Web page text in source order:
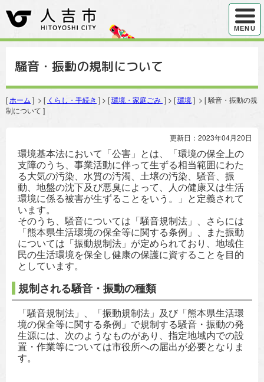
ハンバ
MENU
騒音・振動の規制について
[ ホーム ] > [ くらし・手続き ] > [環境・家庭ごみ ] > [環境 ] > [ 騒音・振動の規
制について ]
更新日：2023年04月20日
環境基本法において「公害」とは、「環境の保全上の
支障のうち、事業活動に伴って生ずる相当範囲にわた
る大気の汚染、水質の汚濁、土壌の汚染、騒音、振
動、地盤の沈下及び悪臭によって、人の健康又は生活
環境に係る被害が生ずることをいう。」と定義されて
います。
そのうち、騒音については「騒音規制法」、さらには
「熊本県生活環境の保全等に関する条例」、また振動
については「振動規制法」が定められており、地域住
民の生活環境を保全し健康の保護に資することを目的
としています。
規制される騒音・振動の種類
「騒音規制法」、「振動規制法」及び「熊本県生活環
境の保全等に関する条例」で規制する騒音・振動の発
生源には、次のようなものがあり、指定地域内での設
置・作業等については市役所への届出が必要となりま
す。